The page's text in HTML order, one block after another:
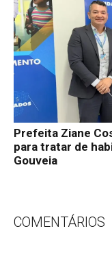
Prefeita Ziane
para tratar de
Gouveia
COMENTÁRIOS